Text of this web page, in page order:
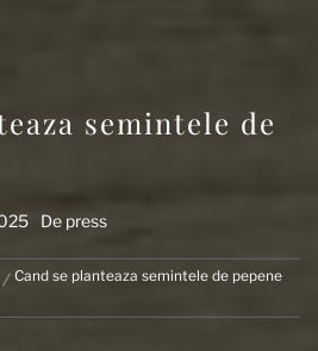
semintele de
De press
Cand se planteaza semintele de pepene